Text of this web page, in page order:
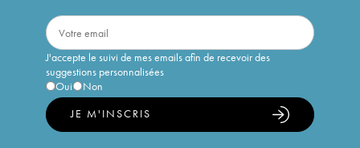
J'accepte le suivi de mes emails afin de recevoir des
suggestions personnalisées
Oui
Non
JE M'INSCRIS